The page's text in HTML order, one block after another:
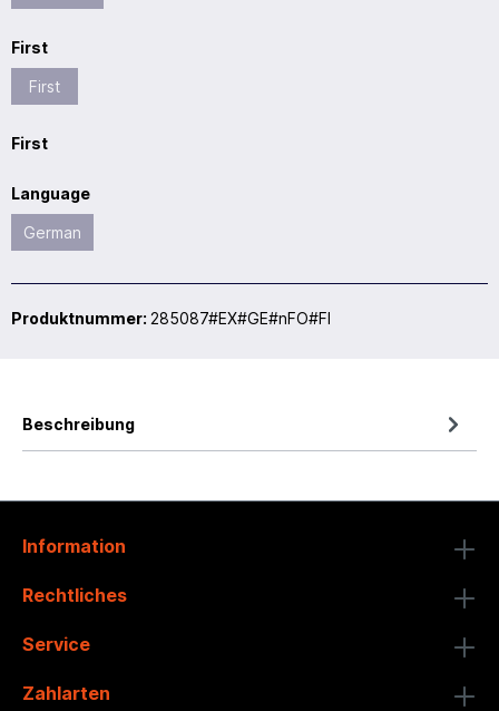
First
First
First
Language
German
Produktnummer: 285087#EX#GE#nFO#FI
Beschreibung
Information
Rechtliches
Service
Zahlarten